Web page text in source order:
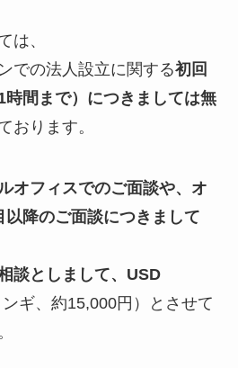
は、
での法人設立に関する初回
間まで）につきましては無
おります。
オフィスでのご面談や、オ
以降のご面談につきまして
談としまして、USD
ギ、約15,000円）とさせて